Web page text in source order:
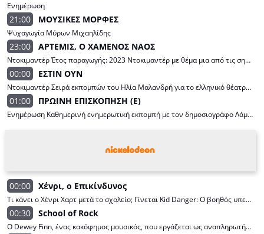
Ενημέρωση
21:00 ΜΟΥΣΙΚΕΣ ΜΟΡΦΕΣ
Ψυχαγωγία Μύρων Μιχαηλίδης
23:00 ΑΡΤΕΜΙΣ, Ο ΧΑΜΕΝΟΣ ΝΑΟΣ
Ντοκιμαντέρ Έτος παραγωγής: 2023 Ντοκιμαντέρ με θέμα μια από τις σημαντικότερες αρχαιολογικές ανασκαφές που έγιναν στην Ελλάδα τα τελευταία χρόνια. Μία έρευνα 50 ετών που φέρνει στο φως άγνωστες πτυχές της λατρείας της Αρτέμιδος , αλλά και της αρχαίας Ερέτριας Σκηνοθεσία: Sébastien Reichenbach Παραγωγή: Γερμανία - Γαλλία
00:00 ΕΣΤΙΝ ΟΥΝ
Ντοκιμαντέρ Σειρά εκπομπών του Ηλία Μαλανδρή για το ελληνικό θέατρο και τους ανθρώπους που το χαρακτήρισαν. Παρουσίαση: Ηλίας Μαλανδρής
01:00 ΠΡΩΙΝΗ ΕΠΙΣΚΟΠΗΣΗ (E)
Ενημέρωση Καθημερινή ενημερωτική εκπομπή με τον δημοσιογράφο Λάμπρο Πέγκο. Η εκπομπή, με ψύχραιμη και υπεύθυνη ματιά απέναντι στα γεγονότα, ενημερώνει και μεταδίδει τις κοινοβουλευτικές εξελίξεις. Παρουσίαση: Λάμπρος Πέγκος Αρχισυνταξία: Έλενα Κωνσταντή Παραγωγή : Βουλή Τηλεόραση
00:00 Χένρι, ο Επικίνδυνος
Τι κάνει ο Χένρι Χαρτ μετά το σχολείο; Γίνεται Kid Danger: Ο βοηθός υπερήρωα του Captain Man. Καταπολέμηση του εγκλήματος ΚΑΙ δουλειά στο σπίτι; Κακοί, προσοχή!
00:30 School of Rock
Ο Dewey Finn, ένας κακόφημος μουσικός, που εργάζεται ως αναπληρωτής δάσκαλος σε ένα σχολείο του Τέξας, χρησιμοποιεί το ροκ εν ρολ για να παρακινήσει πέντε υπάκουους μαθητές να φτιάξουν κρυφά ένα συγκρότημα και να κάνουν επιτυχία.